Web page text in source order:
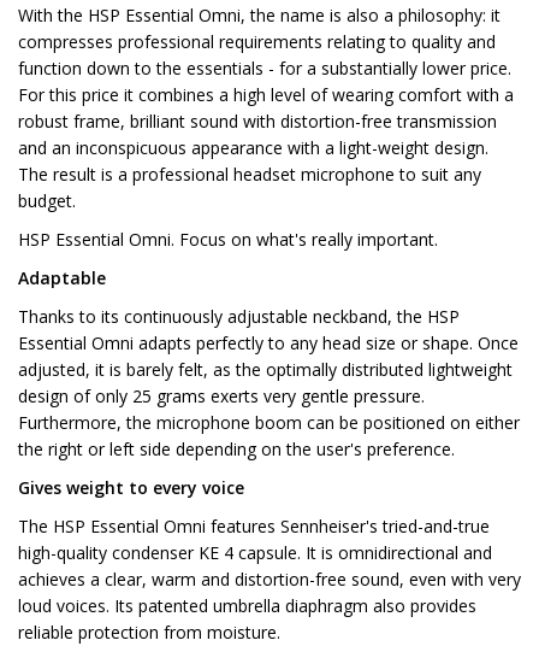
With the HSP Essential Omni, the name is also a philosophy: it
compresses professional requirements relating to quality and
function down to the essentials - for a substantially lower price.
For this price it combines a high level of wearing comfort with a
robust frame, brilliant sound with distortion-free transmission
and an inconspicuous appearance with a light-weight design.
The result is a professional headset microphone to suit any
budget.
HSP Essential Omni. Focus on what's really important.
Adaptable
Thanks to its continuously adjustable neckband, the HSP
Essential Omni adapts perfectly to any head size or shape. Once
adjusted, it is barely felt, as the optimally distributed lightweight
design of only 25 grams exerts very gentle pressure.
Furthermore, the microphone boom can be positioned on either
the right or left side depending on the user's preference.
Gives weight to every voice
The HSP Essential Omni features Sennheiser's tried-and-true
high-quality condenser KE 4 capsule. It is omnidirectional and
achieves a clear, warm and distortion-free sound, even with very
loud voices. Its patented umbrella diaphragm also provides
reliable protection from moisture.